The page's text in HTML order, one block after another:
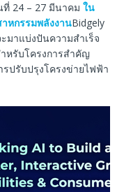
ที่ 24 – 27 มีนาคม ใน
หกรรมพลังงานBidgely
าแบ่งปันความสำเร็จ
หรับโครงการสำคัญ
รปรับปรุงโครงข่ายไฟฟ้า